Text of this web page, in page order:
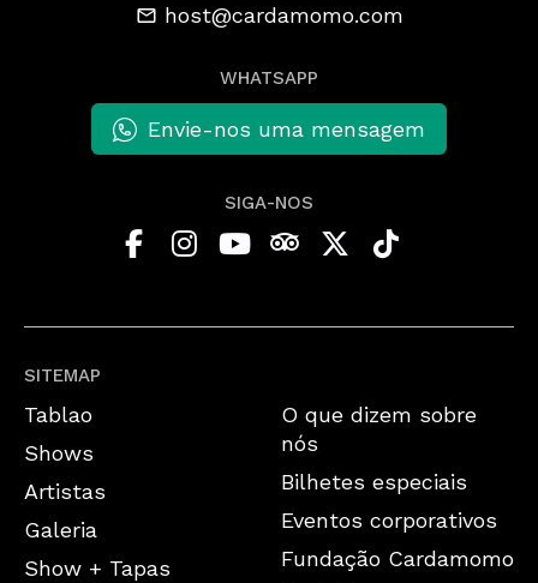
SITEMAP
Tablao
Shows
Artistas
Galeria
Show + Tapas
O que dizem sobre
nós
Bilhetes especiais
Eventos corporativos
Fundação Cardamomo
host@cardamomo.com
WHATSAPP
Envie-nos uma mensagem
SIGA-NOS